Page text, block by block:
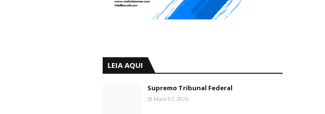
LEIA AQUI
Supremo Tribunal Federal
Maio 07, 2026